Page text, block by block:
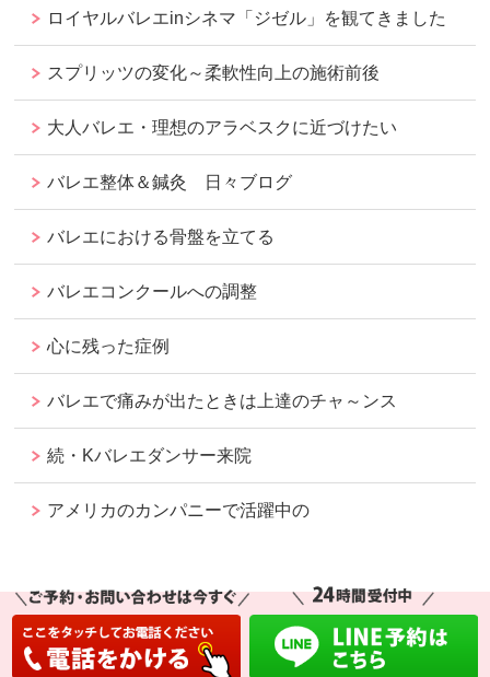
ロイヤルバレエinシネマ「ジゼル」を観てきました
スプリッツの変化～柔軟性向上の施術前後
大人バレエ・理想のアラベスクに近づけたい
バレエ整体＆鍼灸 日々ブログ
バレエにおける骨盤を立てる
バレエコンクールへの調整
心に残った症例
バレエで痛みが出たときは上達のチャ～ンス
続・Kバレエダンサー来院
アメリカのカンパニーで活躍中の